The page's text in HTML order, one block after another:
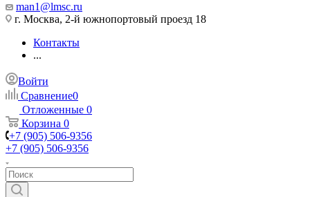
man1@lmsc.ru
г. Москва, 2-й южнопортовый проезд 18
Контакты
...
Войти
Сравнение0
Отложенные 0
Корзина 0
+7 (905) 506-9356
+7 (905) 506-9356